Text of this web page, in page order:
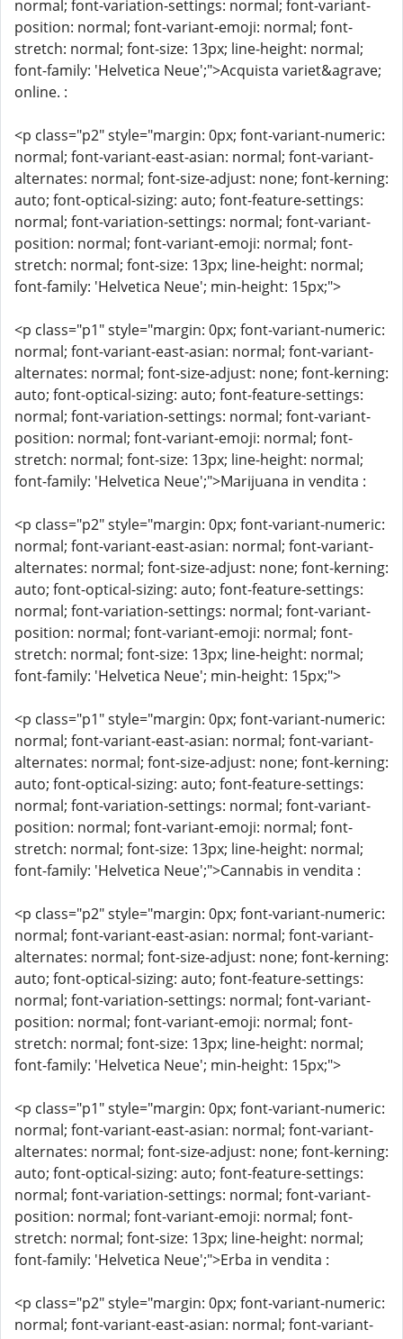
normal; font-variation-settings: normal; font-variant-
position: normal; font-variant-emoji: normal; font-
stretch: normal; font-size: 13px; line-height: normal;
font-family: 'Helvetica Neue';">Acquista variet&agrave;
online. :
<p class="p2" style="margin: 0px; font-variant-numeric:
normal; font-variant-east-asian: normal; font-variant-
alternates: normal; font-size-adjust: none; font-kerning:
auto; font-optical-sizing: auto; font-feature-settings:
normal; font-variation-settings: normal; font-variant-
position: normal; font-variant-emoji: normal; font-
stretch: normal; font-size: 13px; line-height: normal;
font-family: 'Helvetica Neue'; min-height: 15px;">
<p class="p1" style="margin: 0px; font-variant-numeric:
normal; font-variant-east-asian: normal; font-variant-
alternates: normal; font-size-adjust: none; font-kerning:
auto; font-optical-sizing: auto; font-feature-settings:
normal; font-variation-settings: normal; font-variant-
position: normal; font-variant-emoji: normal; font-
stretch: normal; font-size: 13px; line-height: normal;
font-family: 'Helvetica Neue';">Marijuana in vendita :
<p class="p2" style="margin: 0px; font-variant-numeric:
normal; font-variant-east-asian: normal; font-variant-
alternates: normal; font-size-adjust: none; font-kerning:
auto; font-optical-sizing: auto; font-feature-settings:
normal; font-variation-settings: normal; font-variant-
position: normal; font-variant-emoji: normal; font-
stretch: normal; font-size: 13px; line-height: normal;
font-family: 'Helvetica Neue'; min-height: 15px;">
<p class="p1" style="margin: 0px; font-variant-numeric:
normal; font-variant-east-asian: normal; font-variant-
alternates: normal; font-size-adjust: none; font-kerning:
auto; font-optical-sizing: auto; font-feature-settings:
normal; font-variation-settings: normal; font-variant-
position: normal; font-variant-emoji: normal; font-
stretch: normal; font-size: 13px; line-height: normal;
font-family: 'Helvetica Neue';">Cannabis in vendita :
<p class="p2" style="margin: 0px; font-variant-numeric:
normal; font-variant-east-asian: normal; font-variant-
alternates: normal; font-size-adjust: none; font-kerning:
auto; font-optical-sizing: auto; font-feature-settings:
normal; font-variation-settings: normal; font-variant-
position: normal; font-variant-emoji: normal; font-
stretch: normal; font-size: 13px; line-height: normal;
font-family: 'Helvetica Neue'; min-height: 15px;">
<p class="p1" style="margin: 0px; font-variant-numeric:
normal; font-variant-east-asian: normal; font-variant-
alternates: normal; font-size-adjust: none; font-kerning:
auto; font-optical-sizing: auto; font-feature-settings:
normal; font-variation-settings: normal; font-variant-
position: normal; font-variant-emoji: normal; font-
stretch: normal; font-size: 13px; line-height: normal;
font-family: 'Helvetica Neue';">Erba in vendita :
<p class="p2" style="margin: 0px; font-variant-numeric:
normal; font-variant-east-asian: normal; font-variant-